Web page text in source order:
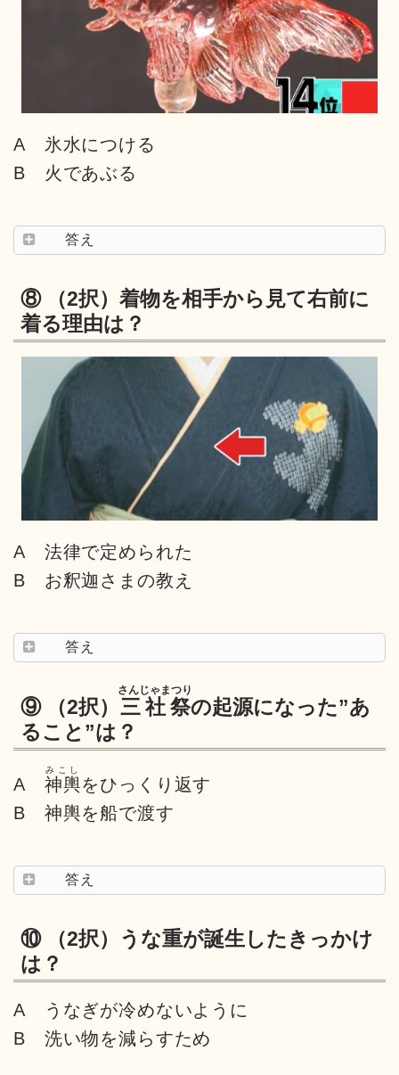
A 氷水につける
B 火であぶる
答え
⑧ （2択）着物を相手から見て右前に
着る理由は？
A 法律で定められた
B お釈迦さまの教え
答え
⑨ （2択） 三社祭
さんじゃまつり
の起源になった”あ
ること”は？
A 神輿
みこし
をひっくり返す
B 神輿を船で渡す
答え
⑩ （2択）うな重が誕生したきっかけ
は？
A うなぎが冷めないように
B 洗い物を減らすため